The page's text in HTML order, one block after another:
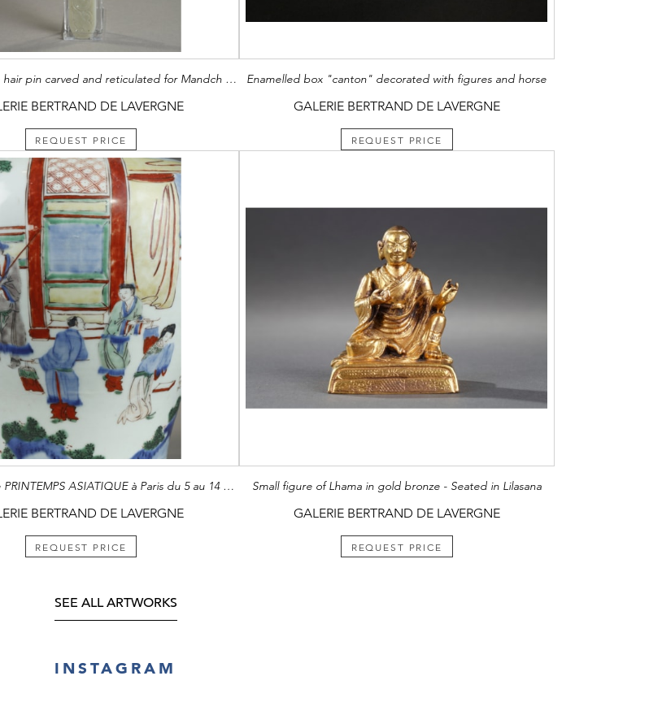
Chine nephrite hair pin carved and reticulated for Mandch woman - 19th century H 29,3cm
BERTRAND DE LAVERGNE
REQUEST PRICE
Enamelled box "canton" decorated with figures and horse
GALERIE BERTRAND DE LAVERGNE
REQUEST PRICE
Incontournable PRINTEMPS ASIATIQUE à Paris du 5 au 14 Juin 2025 8ème Edition Le Printemps Asiatique Paris réunit marchands, maisons de vente aux enchères et musées. Ils sont spécialisés dans une grande variété d'art asiatique ancien et moderne, y compris l'art chinois, japonais, coréen, indien, islamique et moyen-oriental, himalayen et d'Asie centrale, d'Asie du Sud-Est.
BERTRAND DE LAVERGNE
REQUEST PRICE
Small figure of Lhama in gold bronze - Seated in Lilasana
GALERIE BERTRAND DE LAVERGNE
REQUEST PRICE
SEE ALL ARTWORKS
INSTAGRAM